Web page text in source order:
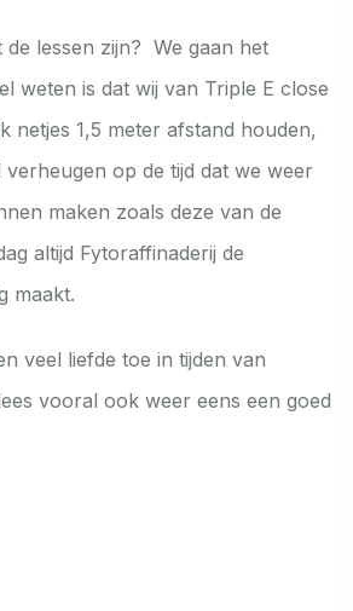
lessen zijn? We gaan het
weten is dat wij van Triple E close
netjes 1,5 meter afstand houden,
op de tijd dat we weer
maken zoals deze van de
altijd Fytoraffinaderij de
maakt.
veel liefde toe in tijden van
vooral ook weer eens een goed